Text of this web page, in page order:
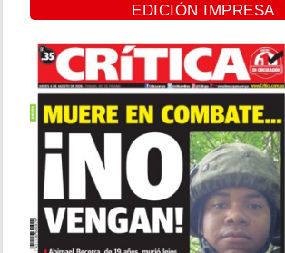
EDICIÓN IMPRESA